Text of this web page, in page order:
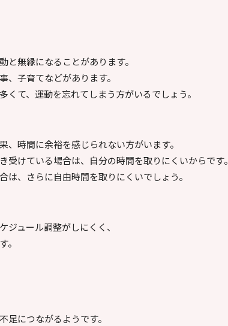
と無縁になることがあります。
、子育てなどがあります。
くて、運動を忘れてしまう方がいるでしょう。
、時間に余裕を感じられない方がいます。
受けている場合は、自分の時間を取りにくいからです。
は、さらに自由時間を取りにくいでしょう。
ジュール調整がしにくく、
。
足につながるようです。